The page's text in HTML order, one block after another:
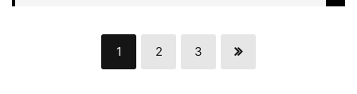
1 2 3